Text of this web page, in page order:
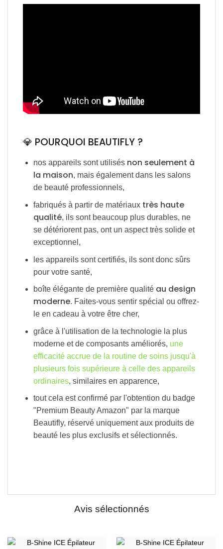
💎 POURQUOI BEAUTIFLY ?
nos appareils sont utilisés non seulement à
la maison, mais également dans les salons
de beauté professionnels,
fabriqués à partir de matériaux très haute
qualité, ils sont beaucoup plus durables, ne
se détériorent pas, ont un aspect très solide et
exceptionnel,
les appareils sont certifiés, ils sont donc sûrs
pour votre santé,
boîte élégante de première qualité au design
moderne. Faites-vous sentir spécial ou offrez-
le en cadeau à votre être cher,
grâce à l'utilisation de la technologie la plus
moderne et de composants améliorés, une
efficacité accrue de la routine de soins jusqu'à
plusieurs fois supérieure à celle des appareils
ordinaires, similaires en apparence,
tout cela est confirmé par l'obtention du badge
"Premium Beauty Amazon" par la marque
Beautifly, réservé uniquement aux produits de
beauté les plus exclusifs et sélectionnés.
Avis sélectionnés